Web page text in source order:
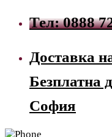
Тел: 0888
Доставка
Безплатна
София